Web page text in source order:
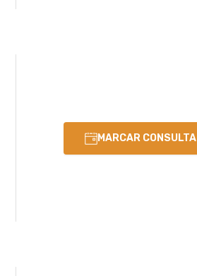
MARCAR CONSULTA